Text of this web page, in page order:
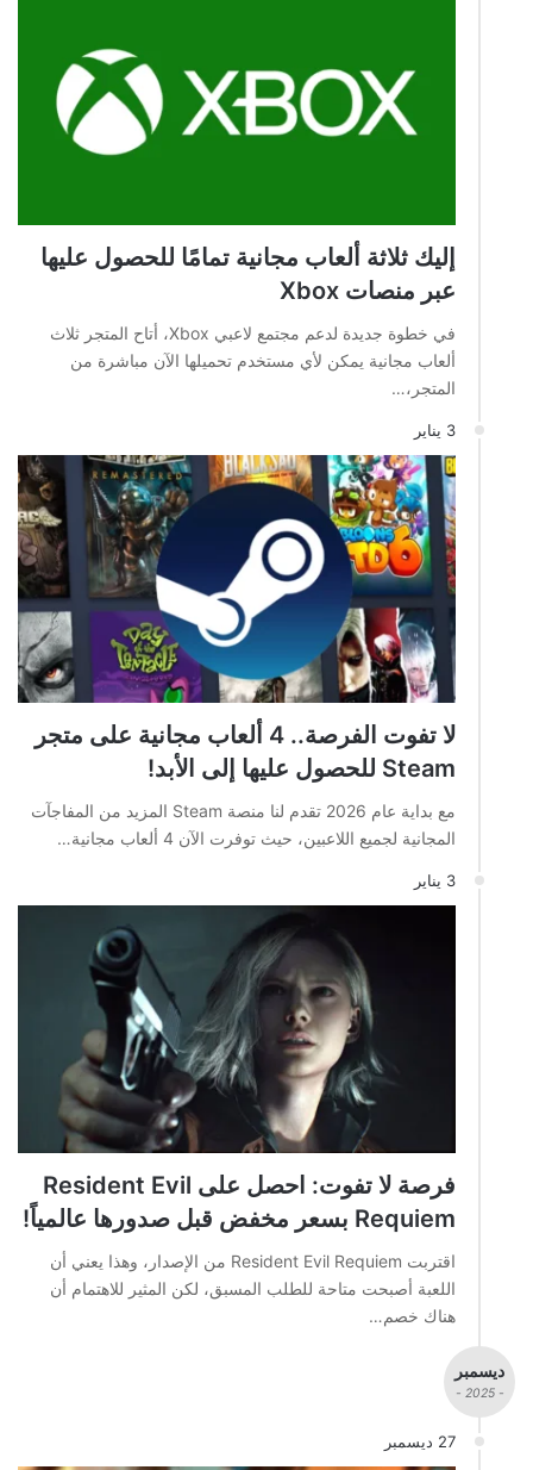
إليك ثلاثة ألعاب مجانية تمامًا للحصول عليها
عبر منصات Xbox
في خطوة جديدة لدعم مجتمع لاعبي Xbox، أتاح المتجر ثلاث
ألعاب مجانية يمكن لأي مستخدم تحميلها الآن مباشرة من
المتجر،…
3 يناير
لا تفوت الفرصة.. 4 ألعاب مجانية على متجر
Steam للحصول عليها إلى الأبد!
مع بداية عام 2026 تقدم لنا منصة Steam المزيد من المفاجآت
المجانية لجميع اللاعبين، حيث توفرت الآن 4 ألعاب مجانية…
3 يناير
فرصة لا تفوت: احصل على Resident Evil
Requiem بسعر مخفض قبل صدورها عالمياً!
اقتربت Resident Evil Requiem من الإصدار، وهذا يعني أن
اللعبة أصبحت متاحة للطلب المسبق، لكن المثير للاهتمام أن
هناك خصم…
ديسمبر
- 2025 -
27 ديسمبر